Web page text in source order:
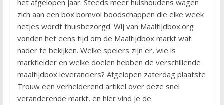
het afgelopen jaar. Steeds meer huishoudens wagen
zich aan een box bomvol boodschappen die elke week
netjes wordt thuisbezorgd. Wij van Maaltijdbox.org
vonden het eens tijd om de Maaltijdbox markt wat
nader te bekijken. Welke spelers zijn er, wie is
marktleider en welke doelen hebben de verschillende
maaltijdbox leveranciers? Afgelopen zaterdag plaatste
Trouw een verhelderend artikel over deze snel
veranderende markt, en hier vind je de